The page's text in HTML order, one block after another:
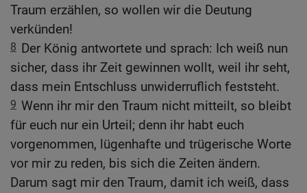
Traum erzählen, so wollen wir die Deutung
verkünden!
8 Der König antwortete und sprach: Ich weiß nun
sicher, dass ihr Zeit gewinnen wollt, weil ihr seht,
dass mein Entschluss unwiderruflich feststeht.
9 Wenn ihr mir den Traum nicht mitteilt, so bleibt
für euch nur ein Urteil; denn ihr habt euch
vorgenommen, lügenhafte und trügerische Worte
vor mir zu reden, bis sich die Zeiten ändern.
Darum sagt mir den Traum, damit ich weiß, dass